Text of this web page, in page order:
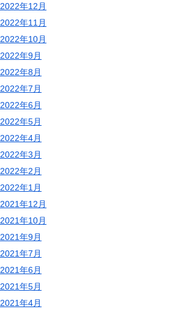
2022年12月
2022年11月
2022年10月
2022年9月
2022年8月
2022年7月
2022年6月
2022年5月
2022年4月
2022年3月
2022年2月
2022年1月
2021年12月
2021年10月
2021年9月
2021年7月
2021年6月
2021年5月
2021年4月